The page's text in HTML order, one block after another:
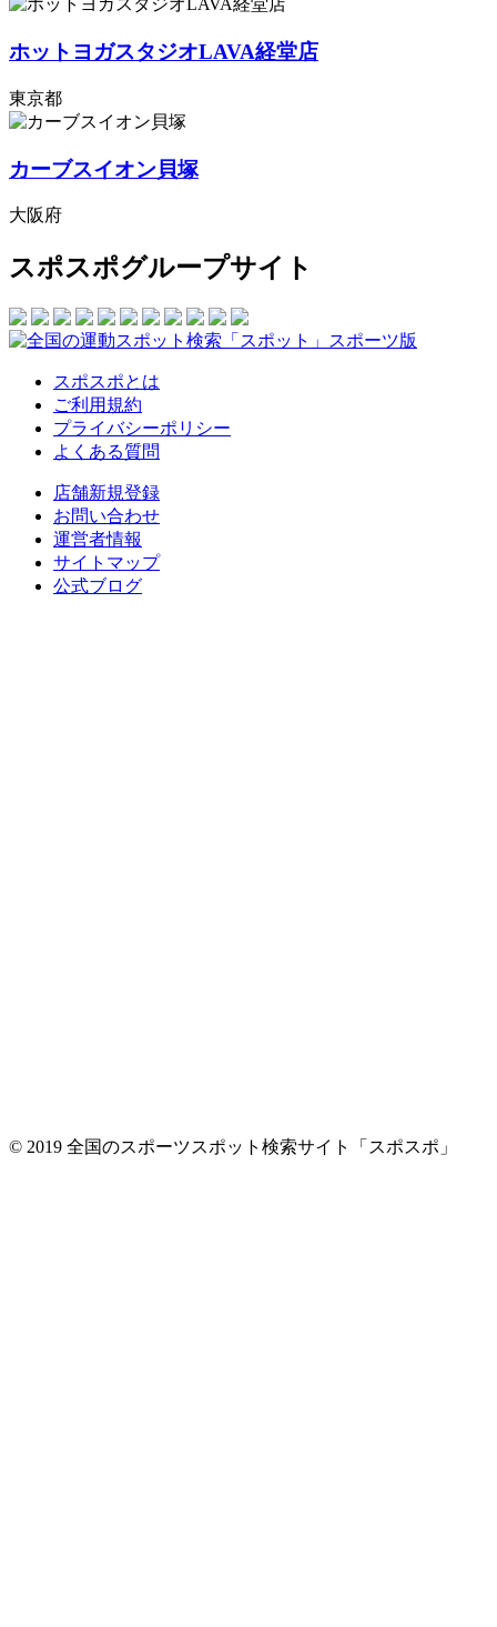
ホットヨガスタジオLAVA経堂店
東京都
カーブスイオン貝塚
大阪府
スポスポグループサイト
スポスポとは
ご利用規約
プライバシーポリシー
よくある質問
店舗新規登録
お問い合わせ
運営者情報
サイトマップ
公式ブログ
© 2019 全国のスポーツスポット検索サイト「スポスポ」